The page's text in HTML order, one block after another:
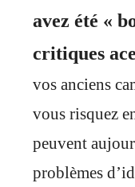
avez été «
critiques
vos anciens
vous risquez
peuvent
problèmes